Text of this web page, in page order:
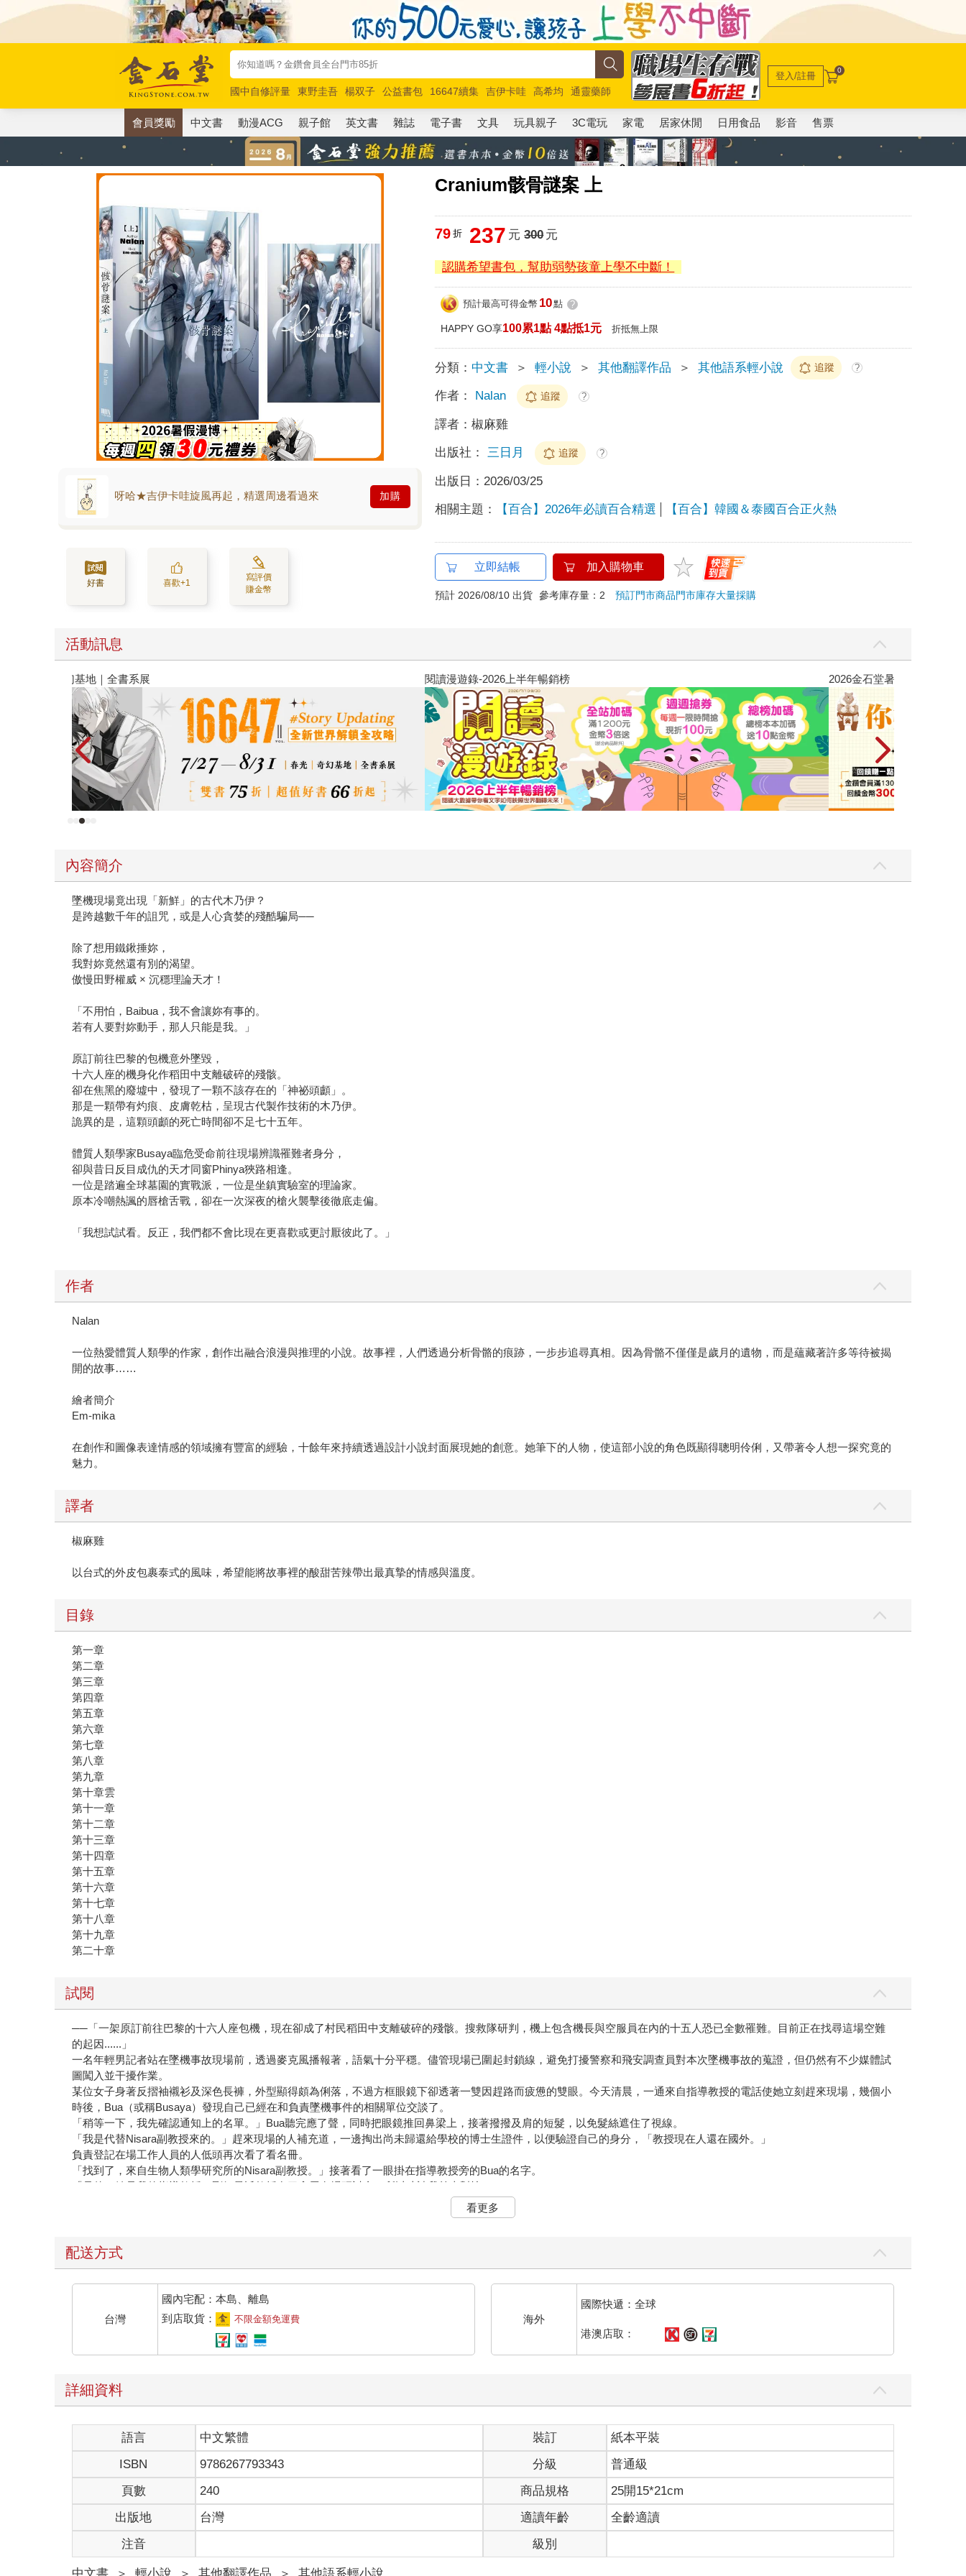
國中自修評量 東野圭吾 楊双子 公益書包 16647續集 吉伊卡哇 高希均
通靈藥師
唯紅花綻放
奧德賽 路邊攤新作 馬斯克 玩具總動員5 超慢跑
登入/註冊 0
會員獎勵 中文書 動漫ACG 親子館 英文書 雜誌 電子書 文具 玩具親子 3C電玩 家電 居家休閒 日用食品 影音 售票
Cranium骸骨謎案 上
呀哈★吉伊卡哇旋風再起，精選周邊看過來 加購
好書 喜歡+1
寫評價
賺金幣
79 折 237 元 300元
認購希望書包，幫助弱勢孩童上學不中斷！
預計最高可得金幣 10點 ?
HAPPY GO享100累1點 4點抵1元 折抵無上限
分類： 中文書 ＞ 輕小說 ＞ 其他翻譯作品 ＞ 其他語系輕小說 追蹤 ?
作者： Nalan 追蹤 ?
譯者：椒麻雞
出版社： 三日月 追蹤 ?
出版日： 2026/03/25
相關主題： 【百合】2026年必讀百合精選 【百合】韓國＆泰國百合正火熱
立即結帳 加入購物車
預計 2026/08/10 出貨 參考庫存量：2預訂門市商品門市庫存大量採購
活動訊息
2026金石堂暑假漫博〈你好，我吃一點〉第二波
原本只是跟全校第一美少女商量彼此摯友的戀愛煩惱，不知不覺間她竟成為我最親近
的存在（１）
台灣角川2026
內容簡介
墜機現場竟出現「新鮮」的古代木乃伊？
是跨越數千年的詛咒，或是人心貪婪的殘酷騙局──
除了想用鐵鍬捶妳，
我對妳竟然還有別的渴望。
傲慢田野權威 × 沉穩理論天才！
「不用怕，Baibua，我不會讓妳有事的。
若有人要對妳動手，那人只能是我。」
原訂前往巴黎的包機意外墜毀，
十六人座的機身化作稻田中支離破碎的殘骸。
卻在焦黑的廢墟中，發現了一顆不該存在的「神祕頭顱」。
那是一顆帶有灼痕、皮膚乾枯，呈現古代製作技術的木乃伊。
詭異的是，這顆頭顱的死亡時間卻不足七十五年。
體質人類學家Busaya臨危受命前往現場辨識罹難者身分，
卻與昔日反目成仇的天才同窗Phinya狹路相逢。
一位是踏遍全球墓園的實戰派，一位是坐鎮實驗室的理論家。
原本冷嘲熱諷的唇槍舌戰，卻在一次深夜的槍火襲擊後徹底走偏。
「我想試試看。反正，我們都不會比現在更喜歡或更討厭彼此了。」
作者
Nalan
一位熱愛體質人類學的作家，創作出融合浪漫與推理的小說。故事裡，人們透過分析骨骼的痕跡，一步步追尋真相。因為骨骼不僅僅是歲月的遺物，而是蘊藏著許多等待被揭
開的故事……
繪者簡介
Em-mika
在創作和圖像表達情感的領域擁有豐富的經驗，十餘年來持續透過設計小說封面展現她的創意。她筆下的人物，使這部小說的角色既顯得聰明伶俐，又帶著令人想一探究竟的
魅力。
譯者
椒麻雞
以台式的外皮包裹泰式的風味，希望能將故事裡的酸甜苦辣帶出最真摯的情感與溫度。
目錄
第一章
第二章
第三章
第四章
第五章
第六章
第七章
第八章
第九章
第十章雲
第十一章
第十二章
第十三章
第十四章
第十五章
第十六章
第十七章
第十八章
第十九章
第二十章
試閱
──「一架原訂前往巴黎的十六人座包機，現在卻成了村民稻田中支離破碎的殘骸。搜救隊研判，機上包含機長與空服員在內的十五人恐已全數罹難。目前正在找尋這場空難
的起因......」
一名年輕男記者站在墜機事故現場前，透過麥克風播報著，語氣十分平穩。儘管現場已圍起封鎖線，避免打擾警察和飛安調查員對本次墜機事故的蒐證，但仍然有不少媒體試
圖闖入並干擾作業。
某位女子身著反摺袖襯衫及深色長褲，外型顯得頗為俐落，不過方框眼鏡下卻透著一雙因趕路而疲憊的雙眼。今天清晨，一通來自指導教授的電話使她立刻趕來現場，幾個小
時後，Bua（或稱Busaya）發現自己已經在和負責墜機事件的相關單位交談了。
「稍等一下，我先確認通知上的名單。」Bua聽完應了聲，同時把眼鏡推回鼻梁上，接著撥撥及肩的短髮，以免髮絲遮住了視線。
「我是代替Nisara副教授來的。」趕來現場的人補充道，一邊掏出尚未歸還給學校的博士生證件，以便驗證自己的身分，「教授現在人還在國外。」
負責登記在場工作人員的人低頭再次看了看名冊。
「找到了，來自生物人類學研究所的Nisara副教授。」接著看了一眼掛在指導教授旁的Bua的名字。
「是的，她是我的指導教授。剛好最近教授在巴拿馬有場研討會，所以才請我前來幫忙。」
「好的，麻煩在這裡簽名，我們會幫您處理識別證。」那人冷淡地回道，「如果有什麼問題或需要任何工具可以跟我說，Busaya博士。」
「非常謝謝您來幫忙。」女工作人員說道，「這邊請。指揮中心和您的工作帳篷在這邊，傍晚會有工作人員帶您到休息的地方，這部分我們正在準備中，今晚可能會有點倉
「沒問題。」
Busaya走到事發現場入口處時停了下來。此時，距離這架小客機墜毀於泰國中部的田中已經過了二十個小時，雖然一開始便預估機組人員在內的十五名乘客皆已罹難，但搜
救隊仍在努力尋找生還者。
她看見搜救犬積極投入地在事發地來回走動，一旁還有不少身消防員穿著帶有反光條的橘色衣服正在待命，以免又有火舌竄出。約莫四個鐘頭前，她接到了指導教授Nisara副
教授的來電，要她趕來墜機現場協助警方辨識罹難者的身分。
Bua擅長的是體質人類學（Physical anthropology），是一項從身體構造與形態研究人類與靈長類動物的學科，特別聚焦於中軸骨骼與四肢骨骼（包括上肢與下肢），進一步
推測族群為了生存所進行的生活與社會適應行為，或結合社會人類學（Social anthropology）的知識，反向探索其與身體結構之間的關聯。
除此之外，身體構造的特徵亦能回溯推出人類尚未演化為現代形態之前的演化歷程。
「請進。」負責管控事故現場的警察向她道，同時拉起圍住空曠稻田的黃色封鎖線——一架遭大火焚毀的飛機殘骸正躺在田中，而此時火勢已被完全控制住了。前方大約五百
公尺處，多個相關單位的工作人員正全力投入其工作，部分的人仍在加緊搜尋生還者。
Bua注意到那頭有十幾位急救人員正在待命，然而他們尚無投入救援的機會，因為截至目前仍未發現任何生還者。
真是個令人無比揪心的時刻。
另一位男警帶著她來到帳篷區，Bua猜想這裡應該就是她工作的地點。
「傍晚會再召集所有相關單位開會，如果現在方便的話就可以開始作業了，非常感謝您前來幫忙。」
「不客氣。」
Busaya環顧四周，帳篷裡放置著六座不鏽鋼的解剖檯。她不太清楚總共會有幾位身分識別專家前來，但專精體質人類學或法醫人類學的人可不容易找。
也許，只會有她一位而已。
看更多
配送方式
台灣
國內宅配：本島、離島
到店取貨：
不限金額免運費 海外
國際快遞：全球
港澳店取：
詳細資料
語言 中文繁體 裝訂
紙本平裝
ISBN
9786267793343 分級
普通級
頁數
240 商品規格
25開15*21cm
出版地
台灣 適讀年齡
全齡適讀
注音
級別
中文書 ＞ 輕小說 ＞ 其他翻譯作品 ＞ 其他語系輕小說